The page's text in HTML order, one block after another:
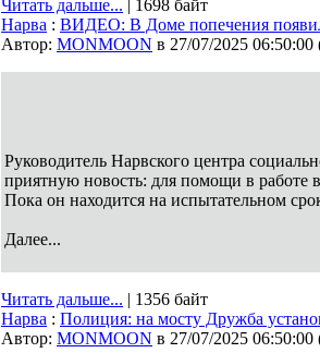
Читать дальше... | 1698 байт
Нарва : ВИДЕО: В Доме попечения
Автор: MONMOON в 27/07/2025 06:50:00
Руководитель Нарвского центра
приятную новость: для помощи в
Пока он находится на испытательном
Далее...
Читать дальше... | 1356 байт
Нарва : Полиция: на мосту Дружба
Автор: MONMOON в 27/07/2025 06:50:00